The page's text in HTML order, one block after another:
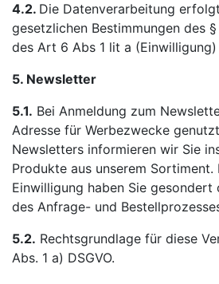
4.2. Die Datenverarbeitung
gesetzlichen Bestimmungen des
des Art 6 Abs 1 lit a (Einwilligung)
5. Newsletter
5.1. Bei Anmeldung zum
Adresse für Werbezwecke
Newsletters informieren wir Sie
Produkte aus unserem Sortiment.
Einwilligung haben Sie
des Anfrage- und
5.2. Rechtsgrundlage für diese
Abs. 1 a) DSGVO.